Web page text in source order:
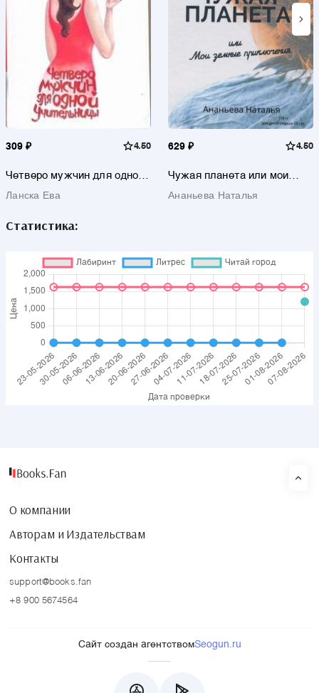
309 ₽ 4.50
Четверо мужчин для одной
Ланска Ева
629 ₽ 4.50
Чужая планета или мои
Ананьева Наталья
Статистика:
О компании
Авторам и Издательствам
Контакты
support@books.fan
+8 900 5674564
Сайт создан агентствомSeogun.ru